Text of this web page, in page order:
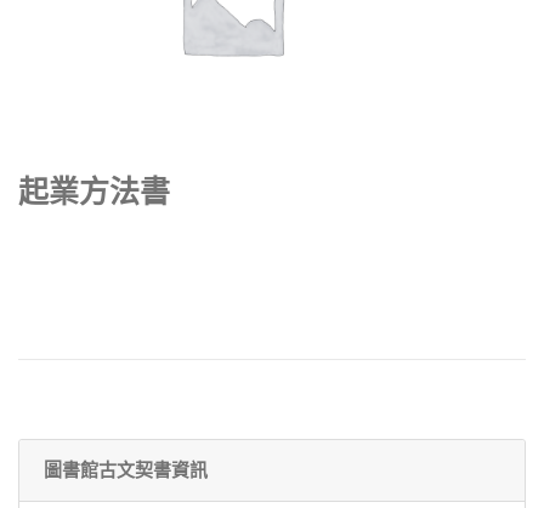
起業方法書
圖書館古文契書資訊